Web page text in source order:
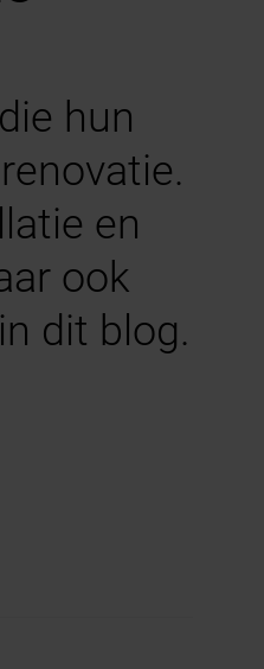
hun
en
ook
dit blog.